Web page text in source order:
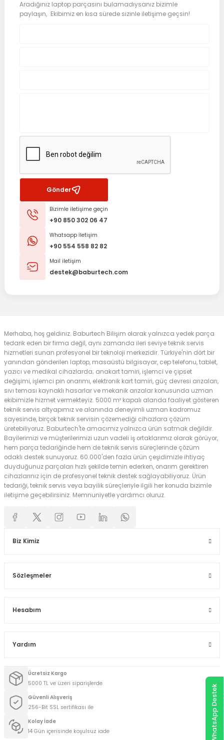
0.0 Puan - 0 Yorum
0.0 Puan - 0 Yorum
TL
Aradığınız laptop parçasını bulamadıysanız bizimle
paylaşın, Ekibimiz en kısa sürede sizinle iletişime geçsin!
Gönder
Bizimle iletişime geçin
+90 850 302 06 47
Whatsapp İletişim
+90 554 558 82 82
Mail iletişim
destek@baburtech.com
Merhaba, hoş geldiniz. Baburtech Bilişim olarak yalnızca yedek parça
tedarik eden bir firma değil, aynı zamanda ileri seviye teknik servis
hizmetleri sunan profesyonel bir teknoloji merkezidir. Türkiye'nin dört bir
yanından gönderilen laptop, masaüstü bilgisayar, cep telefonu, tablet,
yazıcı ve medikal cihazlarda; anakart tamiri, işlemci ve çipset
değişimi, işlemci pin onarımı, elektronik kart tamiri, güç devresi arızaları,
sıvı teması kaynaklı hasarlar ve mekanik arızalar konusunda uzman
ekibimizle hizmet vermekteyiz. 5000 m² kapalı alanda faaliyet gösteren
teknik servis altyapımız ve alanında deneyimli uzman kadromuz
sayesinde, birçok teknik servisin çözemediği cihazlara çözüm
üretebiliyoruz. Baburtech'te amacımız yalnızca ürün satmak değildir.
Bayilerimizi ve müşterilerimizi uzun vadeli iş ortaklarımız olarak görüyor,
hem parça tedariğinde hem de teknik servis süreçlerinde çözüm
odaklı destek sunuyoruz. 60.000'den fazla ürün çeşidimizle ihtiyaç
duyduğunuz parçaları hızlı şekilde temin ederken, onarım gerektiren
cihazlarınız için de profesyonel teknik destek sağlayabiliyoruz. Ürün
tedariği, teknik servis veya bayilik süreçleriyle ilgili her konuda bizimle
iletişime geçebilirsiniz. Memnuniyetle yardımcı oluruz.
Biz Kimiz
Sözleşmeler
Hesabım
Yardım
Ücretsiz Kargo
5000 TL ve üzeri siparişlerde
Güvenli Alışveriş
256-Bit SSL sertifikası ile
Kolay İade
14 Gün içerisinde koşulsuz iade
WhatsApp Destek